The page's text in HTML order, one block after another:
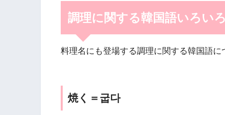
調理に関する韓国語いろいろ
料理名にも登場する調理に関する韓国語に
焼く＝굽다